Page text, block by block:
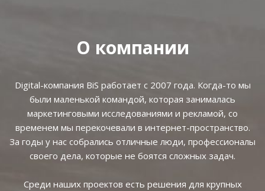
О компании
Digital-компания BiS работает с 2007 года. Когда-то мы
были маленькой командой, которая занималась
маркетинговыми исследованиями и рекламой, со
временем мы перекочевали в интернет-пространство.
За годы у нас собрались отличные люди, профессионалы
своего дела, которые не боятся сложных задач.
Среди наших проектов есть решения для крупных